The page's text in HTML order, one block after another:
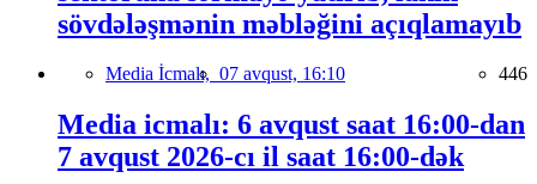
sövdələşmənin məbləğini açıqlamayıb
Media İcmalı, 07 avqust, 16:10 446
Media icmalı: 6 avqust saat 16:00-dan
7 avqust 2026-cı il saat 16:00-dək